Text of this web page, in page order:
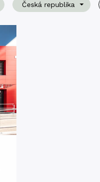
Česká republika